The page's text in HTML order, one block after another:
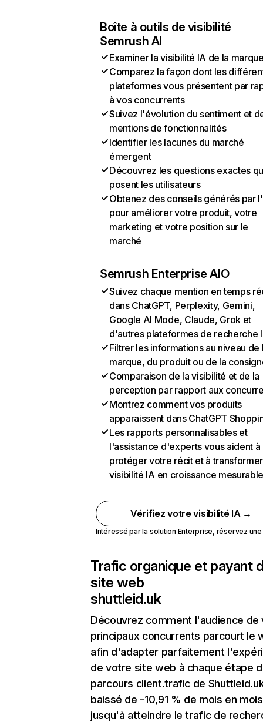
Boîte à outils de visibilité
Semrush AI
Examiner la visibilité IA de la
Comparez la façon dont les
plateformes vous présentent par
à vos concurrents
Suivez l'évolution du sentiment et
mentions de fonctionnalités
Identifier les lacunes du marché
émergent
Découvrez les questions exactes
posent les utilisateurs
Obtenez des conseils générés par
pour améliorer votre produit, votre
marketing et votre position sur le
marché
Semrush Enterprise AIO
Suivez chaque mention en temps
dans ChatGPT, Perplexity, Gemini,
Google AI Mode, Claude, Grok et
d'autres plateformes de recherche
Filtrer les informations au niveau de
marque, du produit ou de la
Comparaison de la visibilité et de la
perception par rapport aux
Montrez comment vos produits
apparaissent dans ChatGPT
Les rapports personnalisables et
l'assistance d'experts vous aident à
protéger votre récit et à
visibilité IA en croissance
Vérifiez votre visibilité IA →
Intéressé par la solution Enterprise, réservez
Trafic organique et payant
site web
shuttleid.uk
Découvrez comment l'audience de
principaux concurrents parcourt le
afin d'adapter parfaitement
de votre site web à chaque étape
parcours client.trafic de
baissé de -10,91 % de mois en mois
jusqu'à atteindre le trafic de